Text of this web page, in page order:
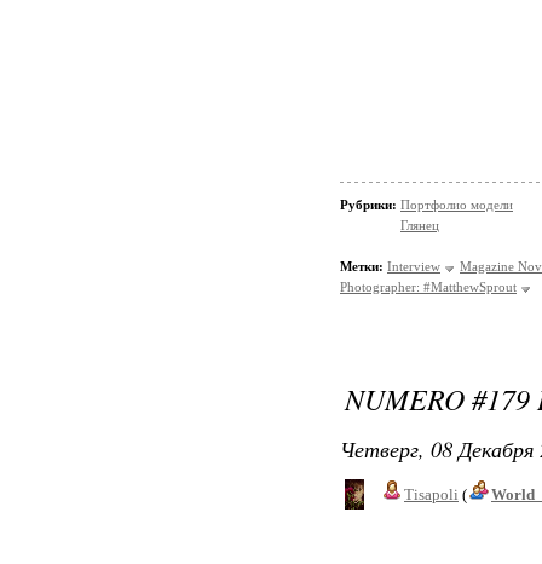
Рубрики: Портфолио модели
Глянец
Метки: Interview
Magazine
Photographer: #MatthewSprout
NUMERO #179
Четверг, 08
Tisapoli (